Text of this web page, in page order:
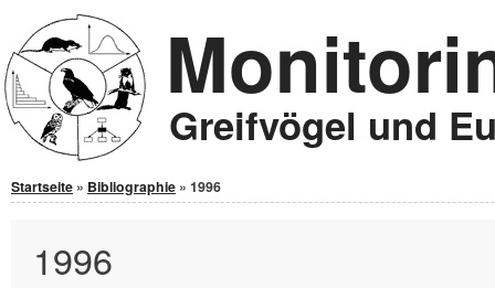
Jump to Content
Greifvögel und
Sie sind hier
Startseite » Bibliographie » 1996
1996